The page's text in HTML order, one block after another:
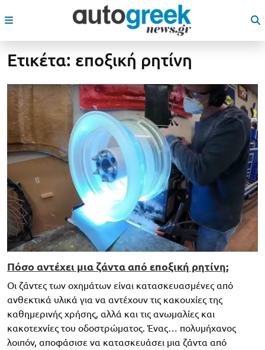
Ετικέτα: εποξική ρητίνη
Πόσο αντέχει μια ζάντα από εποξική ρητίνη;
Οι ζάντες των οχημάτων είναι κατασκευασμένες από
ανθεκτικά υλικά για να αντέχουν τις κακουχίες της
καθημερινής χρήσης, αλλά και τις ανωμαλίες και
κακοτεχνίες του οδοστρώματος. Ένας… πολυμήχανος
λοιπόν, αποφάσισε να κατασκευάσει μια ζάντα από